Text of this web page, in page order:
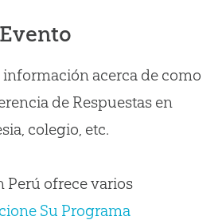
acerca de como
de Respuestas en
colegio, etc.
Perú ofrece varios
Su Programa